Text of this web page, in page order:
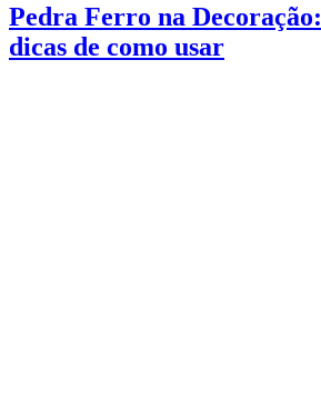
Pedra Ferro na
dicas de como usar